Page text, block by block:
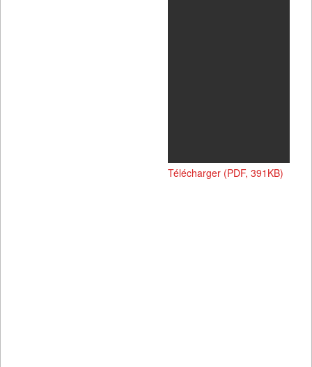
Télécharger (PDF, 391KB)